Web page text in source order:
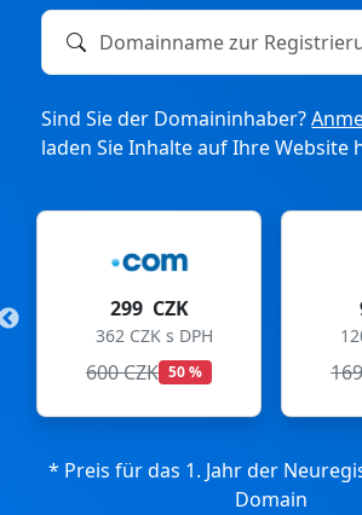
Domainname zur Registrierung
Sind Sie der Domaininhaber?
laden Sie Inhalte auf Ihre Website
299 CZK
362 CZK s DPH
600 CZK 50 %
* Preis für das 1. Jahr der
Domain